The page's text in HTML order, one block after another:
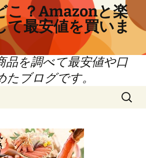
こ？Amazonと楽
て最安値を買いま
品を調べて最安値や口
ブログです。
検
索: